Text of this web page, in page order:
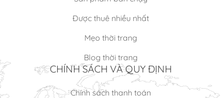
Được thuê nhiều nhất
Mẹo thời trang
Blog thời trang
CHÍNH SÁCH VÀ QUY ĐỊNH
Chính sách thanh toán